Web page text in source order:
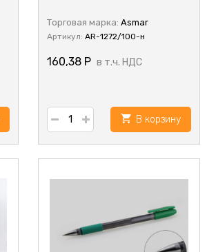
Торговая марка: Asmar
Артикул: AR-1272/100-н
160,38 Р в т.ч. НДС
В корзину